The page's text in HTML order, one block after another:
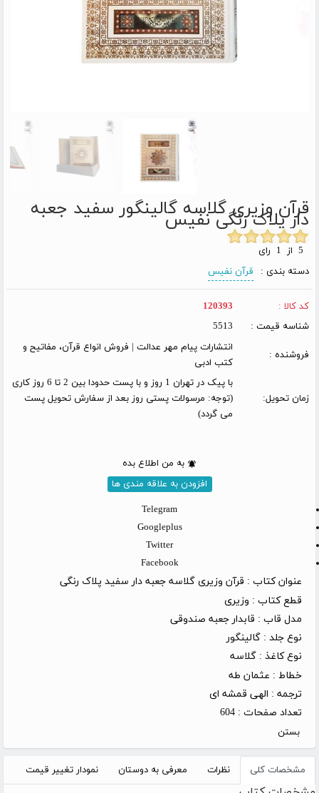
قرآن وزیری گلاسه گالینگور سفید جعبه
دار پلاک رنگی نفیس
دسته بندی :
قرآن نفیس
کد کالا :
120393
شناسه قیمت :
5513
فروشنده :
انتشارات پیام مهر عدالت | فروش انواع قرآن، مفاتیح و
کتب ادبی
زمان تحویل:
با پیک در تهران 1 روز و با پست حدودا بین 2 تا 6 روز کاری
(توجه: مرسولات پستی روز بعد از سفارش تحویل پست
می گردد)
به من اطلاع بده
افزودن به علاقه مندی ها
Telegram
Googleplus
Twitter
Facebook
عنوان کتاب : قرآن وزیری گلاسه جعبه دار سفید پلاک رنگی
قطع کتاب : وزیری
مدل قاب : قابدار جعبه صندوقی
نوع جلد : گالینگور
نوع کاغذ : گلاسه
خطاط : عثمان طه
ترجمه : الهی قمشه ای
تعداد صفحات : 604
بستن
مشخصات کلی نظرات معرفی به دوستان نمودار تغییر قیمت